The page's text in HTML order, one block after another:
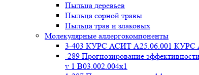
Пыльца деревьев
Пыльца сорной травы
Пыльца трав и злаковых
Молекулярные аллергокомпоненты
3-403 КУРС АСИТ А25.06.001 КУРС
-289 Прогнозирование
v 1 В03.002.004x1